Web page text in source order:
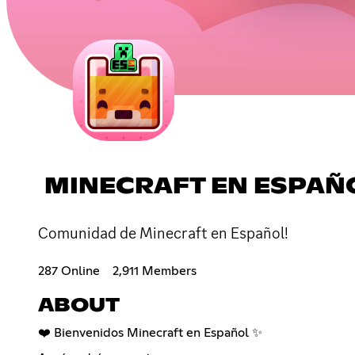
MINECRAFT EN
Comunidad de Minecraft en Español!
287 Online 2,911 Members
ABOUT
❤️ Bienvenidos Minecraft en Español ✨